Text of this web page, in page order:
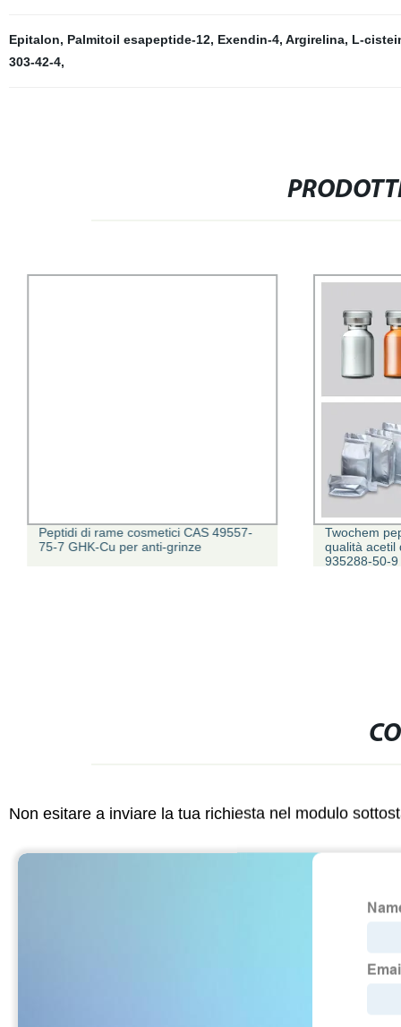
Epitalon, Palmitoil esapeptide-12, Exendin-4, Argirelina, L-
303-42-4,
Peptidi di rame cosmetici CAS 49557-
75-7 GHK-Cu per anti-grinze
Twochem
qualità acetil
935288-50-
Non esitare a inviare la tua richiesta nel modulo